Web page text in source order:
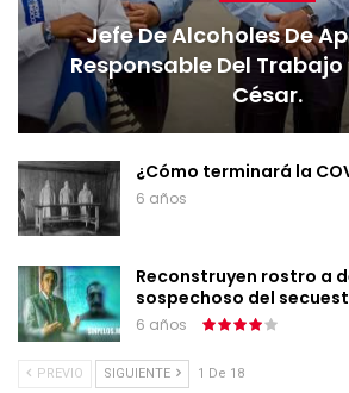
Jefe De Alcoholes De
Responsable Del Trabajo
César.
¿Cómo terminará la
6 años
Reconstruyen rostro a
sospechoso del
6 años
PREVIO SIGUIENTE 1 De 18